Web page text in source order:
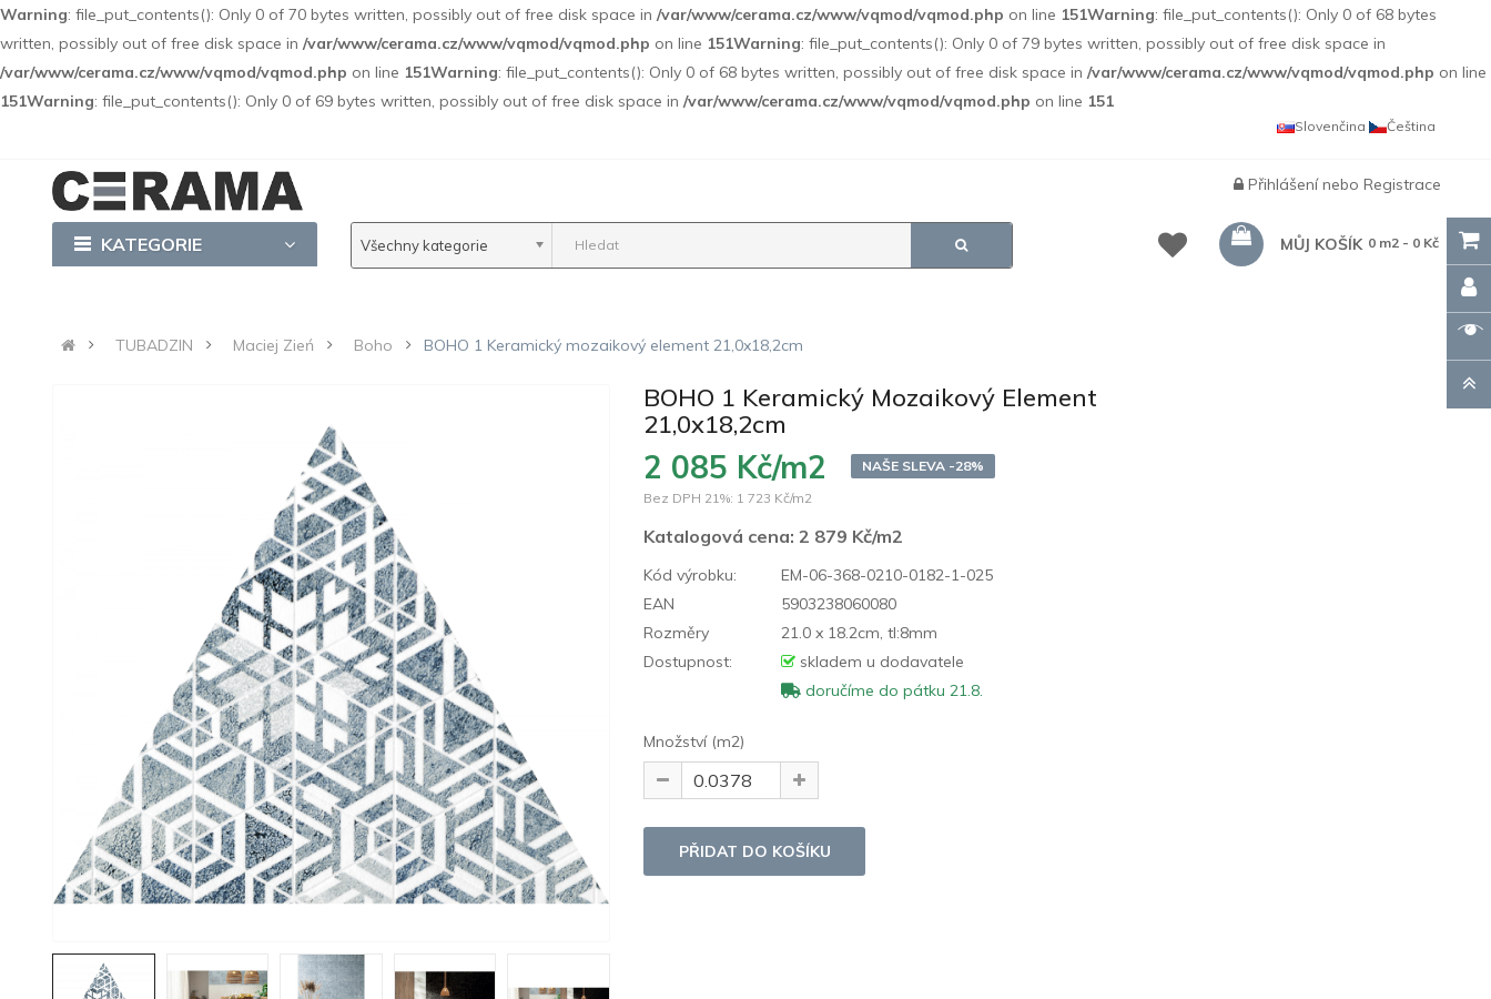
Warning: file_put_contents(): Only 0 of 70 bytes written, possibly out of free disk space in /var/www/cerama.cz/www/vqmod/vqmod.php on line 151Warning: file_put_contents(): Only 0 of 68 bytes
written, possibly out of free disk space in /var/www/cerama.cz/www/vqmod/vqmod.php on line 151Warning: file_put_contents(): Only 0 of 79 bytes written, possibly out of free disk space in
/var/www/cerama.cz/www/vqmod/vqmod.php on line 151Warning: file_put_contents(): Only 0 of 68 bytes written, possibly out of free disk space in /var/www/cerama.cz/www/vqmod/vqmod.php on line
151Warning: file_put_contents(): Only 0 of 69 bytes written, possibly out of free disk space in /var/www/cerama.cz/www/vqmod/vqmod.php on line 151
Čeština
Slovenčina
Přihlášenínebo Registrace
KATEGORIE Všechny kategorie MŮJ KOŠÍK 0 m2 - 0 Kč
TUBADZIN Maciej Zień Boho BOHO 1 Keramický mozaikový element 21,0x18,2cm
BOHO 1 Keramický Mozaikový Element
21,0x18,2cm
2 085 Kč/m2
NAŠE SLEVA -28%
Bez DPH 21%: 1 723 Kč/m2
Katalogová cena:2 879 Kč/m2
Kód výrobku:
EM-06-368-0210-0182-1-025
EAN
5903238060080
Rozměry
21.0 x 18.2cm, tl:8mm
Dostupnost:
skladem u dodavatele
doručíme do pátku 21.8.
Množství (m2)